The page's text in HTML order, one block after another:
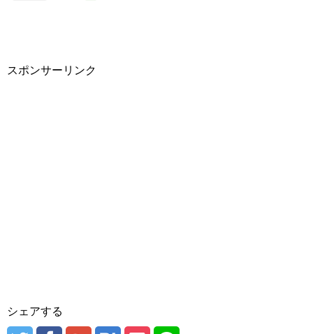
スポンサーリンク
シェアする